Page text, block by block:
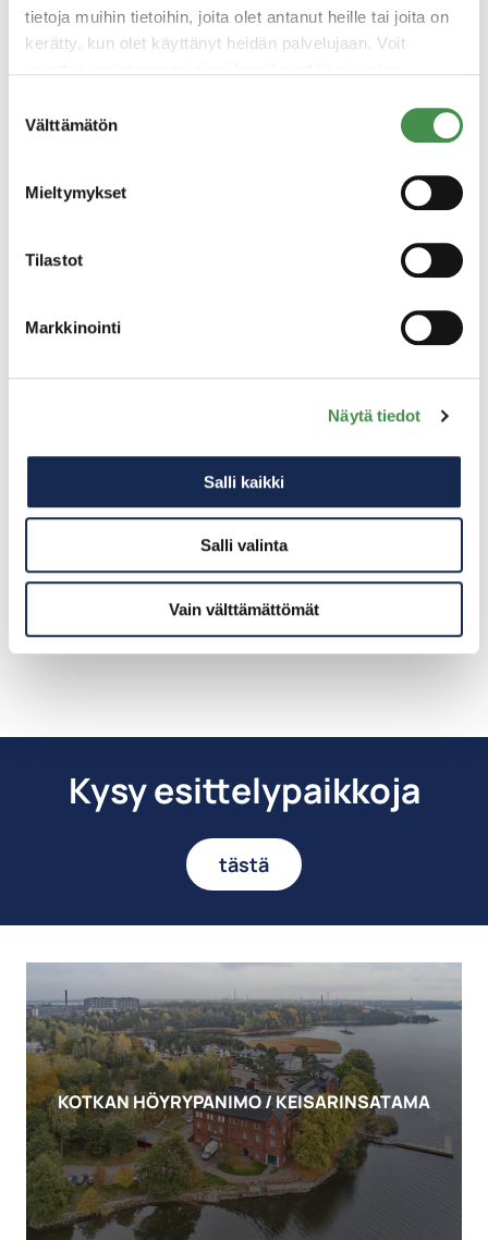
tietoja muihin tietoihin, joita olet antanut heille tai joita on
kerätty, kun olet käyttänyt heidän palvelujaan. Voit
valinta
Välttämätön
Mieltymykset
Tilastot
Markkinointi
Näytä tiedot
Salli kaikki
Salli valinta
Vain välttämättömät
viestintäpäällikkö
heli.toikka@cursor.fi
Kysy esittelypaikkoja
tästä
KOTKAN HÖYRYPANIMO / KEISARINSATAMA